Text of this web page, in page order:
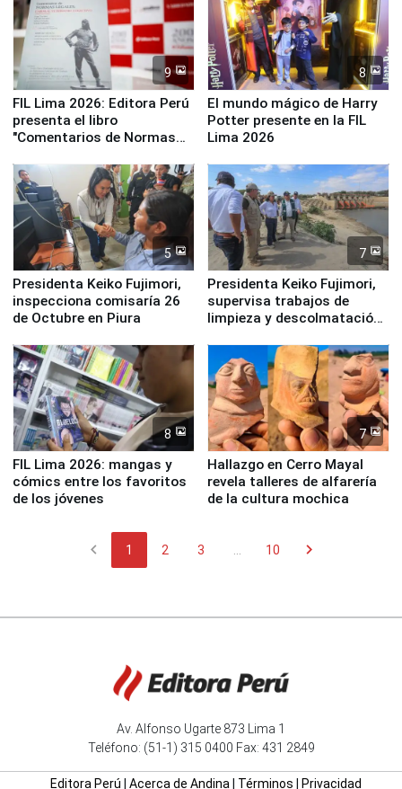
9
FIL Lima 2026: Editora Perú
presenta el libro
"Comentarios de Normas
Derecho Colectivo"
8
El mundo mágico de Harry
Potter presente en la FIL
Lima 2026
5
Presidenta Keiko Fujimori,
inspecciona comisaría 26
de Octubre en Piura
7
Presidenta Keiko Fujimori,
supervisa trabajos de
limpieza y descolmatación
8
FIL Lima 2026: mangas y
cómics entre los favoritos
de los jóvenes
7
Hallazgo en Cerro Mayal
revela talleres de alfarería
de la cultura mochica
chevron_left 1 2 3 10 chevron_right
Av. Alfonso Ugarte 873 Lima 1
Teléfono: (51-1) 315 0400 Fax: 431 2849
Editora Perú Acerca de Andina| Términos Privacidad